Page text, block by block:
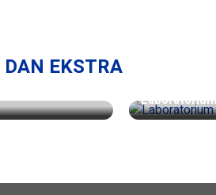
DAN EKSTRA